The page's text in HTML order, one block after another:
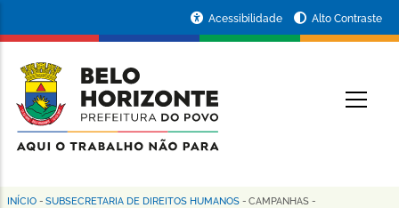
conteúdo
principal
da
Prefeitura
de
Acessibilidade Alto Contraste
INÍCIO - SUBSECRETARIA DE DIREITOS HUMANOS - CAMPANHAS -